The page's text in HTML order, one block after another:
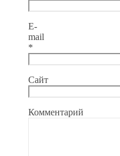
E-
mail
*
Сайт
Комментарий